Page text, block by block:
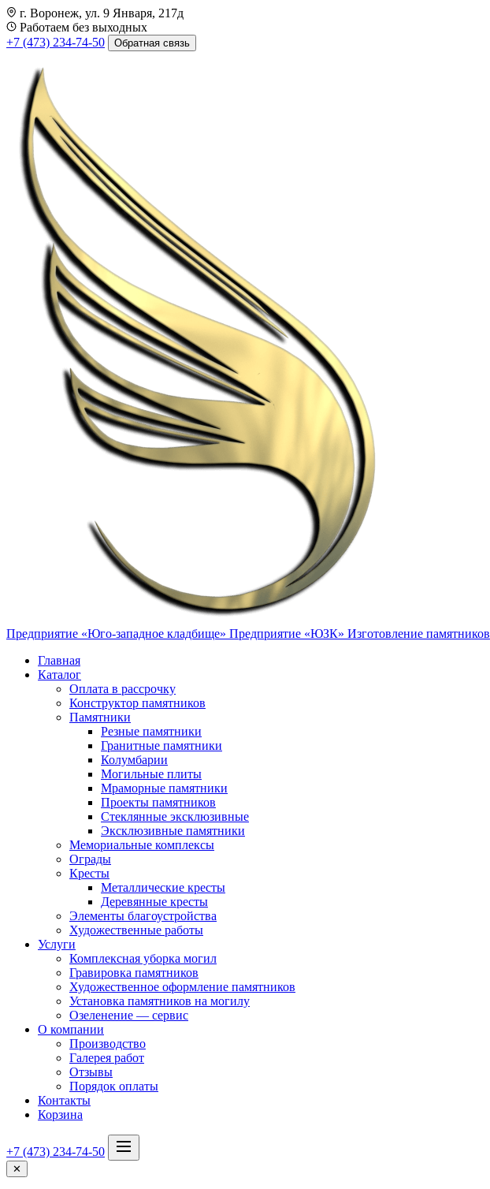
г. Воронеж, ул. 9 Января, 217д
Работаем без выходных
+7 (473) 234-74-50
Обратная связь
Предприятие «Юго-западное кладбище» Предприятие «ЮЗК» Изготовление памятников
Главная
Каталог
Оплата в рассрочку
Конструктор памятников
Памятники
Резные памятники
Гранитные памятники
Колумбарии
Могильные плиты
Мраморные памятники
Проекты памятников
Стеклянные эксклюзивные
Эксклюзивные памятники
Мемориальные комплексы
Ограды
Кресты
Металлические кресты
Деревянные кресты
Элементы благоустройства
Художественные работы
Услуги
Комплексная уборка могил
Гравировка памятников
Художественное оформление памятников
Установка памятников на могилу
Озеленение — сервис
О компании
Производство
Галерея работ
Отзывы
Порядок оплаты
Контакты
Корзина
+7 (473) 234-74-50
✕